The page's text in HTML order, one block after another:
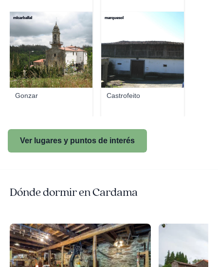
Gonzar
mlcarballal
Castrofeito
marquesol
Ver lugares y puntos de interés
Dónde dormir en Cardama